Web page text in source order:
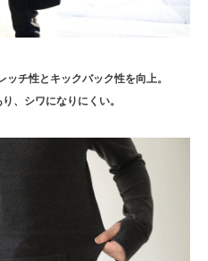
チ性とキックバック性を向上。
、シワになりにくい。